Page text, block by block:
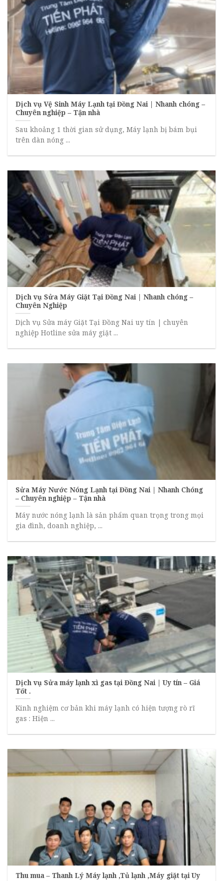
Dịch vụ Vệ Sinh Máy Lạnh tại Đồng Nai | Nhanh chóng –
Chuyên nghiệp – Tận nhà
Sau khoảng 1 thời gian sử dụng, Máy lạnh bị bám bụi
trên dàn nóng ...
Dịch vụ Sửa Máy Giặt Tại Đồng Nai | Nhanh chóng –
Chuyên Nghiệp
Dịch vụ Sửa máy Giặt Tại Đồng Nai uy tín | chuyên
nghiệp Hotline sửa máy giặt ...
Sửa Máy Nước Nóng Lạnh tại Đồng Nai | Nhanh Chóng
– Chuyên nghiệp – Tận nhà
Máy nước nóng lạnh là sản phẩm quan trọng trong mọi
gia đình, doanh nghiệp, ...
Dịch vụ Sửa máy lạnh xì gas tại Đồng Nai | Uy tín – Giá
Tốt .
Kinh nghiệm cơ bản khi máy lạnh có hiện tượng rò rĩ
gas : Hiện ...
Thu mua – Thanh Lý Máy lạnh ,Tủ lạnh ,Máy giặt tại Uy